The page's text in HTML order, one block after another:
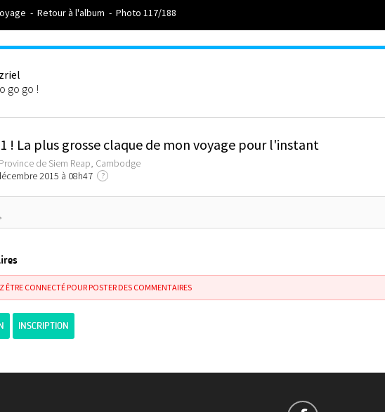
- Retour à l'album - Photo 117/188
go go !
! La plus grosse claque de mon voyage pour l'instant
de Siem Reap, Cambodge
2015 à 08h47
?
ÊTRE CONNECTÉ POUR POSTER DES COMMENTAIRES
INSCRIPTION